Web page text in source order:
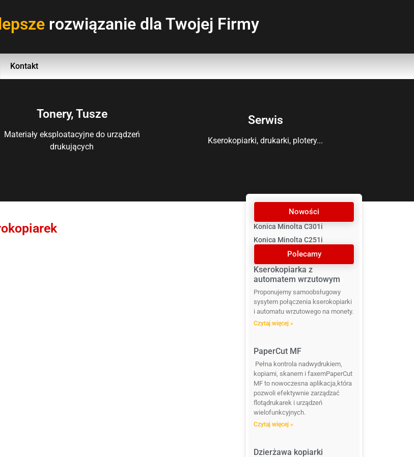
rozwiązanie dla Twojej Firmy
Kontakt
Tonery, Tusze
Materiały eksploatacyjne do urządzeń
drukujących
Serwis
Kserokopiarki, drukarki, plotery...
Nowości
Konica Minolta C301i
Konica Minolta C251i
Polecamy
Kserokopiarka z
automatem wrzutowym
Proponujemy samoobsługowy
sysytem połączenia kserokopiarki
i automatu wrzutowego na monety.
Czytaj więcej »
PaperCut MF
Pełna kontrola nadwydrukiem,
kopiami, skanem i faxemPaperCut
MF to nowoczesna aplikacja,która
pozwoli efektywnie zarządzać
flotądrukarek i urządzeń
wielofunkcyjnych.
Czytaj więcej »
Dzierżawa kopiarki